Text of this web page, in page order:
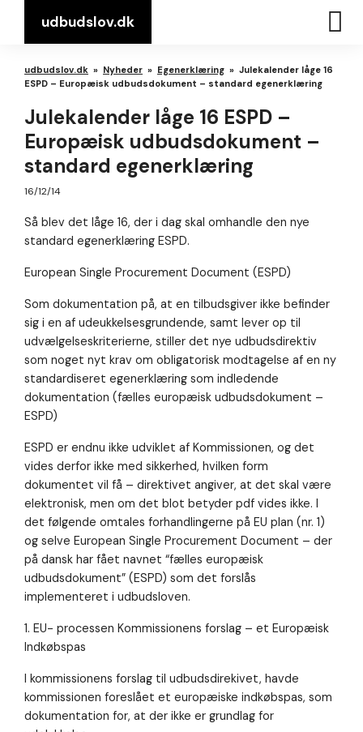
udbudslov.dk
udbudslov.dk » Nyheder » Egenerklæring » Julekalender låge 16
ESPD – Europæisk udbudsdokument – standard egenerklæring
Julekalender låge 16 ESPD –
Europæisk udbudsdokument –
standard egenerklæring
16/12/14
Så blev det låge 16, der i dag skal omhandle den nye
standard egenerklæring ESPD.
European Single Procurement Document (ESPD)
Som dokumentation på, at en tilbudsgiver ikke befinder
sig i en af udeukkelsesgrundende, samt lever op til
udvælgelseskriterierne, stiller det nye udbudsdirektiv
som noget nyt krav om obligatorisk modtagelse af en ny
standardiseret egenerklæring som indledende
dokumentation (fælles europæisk udbudsdokument –
ESPD)
ESPD er endnu ikke udviklet af Kommissionen, og det
vides derfor ikke med sikkerhed, hvilken form
dokumentet vil få – direktivet angiver, at det skal være
elektronisk, men om det blot betyder pdf vides ikke. I
det følgende omtales forhandlingerne på EU plan (nr. 1)
og selve European Single Procurement Document – der
på dansk har fået navnet “fælles europæisk
udbudsdokument” (ESPD) som det forslås
implementeret i udbudsloven.
1. EU- processen Kommissionens forslag – et Europæisk
Indkøbspas
I kommissionens forslag til udbudsdirekivet, havde
kommissionen foreslået et europæiske indkøbspas, som
dokumentation for, at der ikke er grundlag for
Nødvendig
Nødvendige
cookies hjælper
med at gøre en
hjemmeside
aktivere
grundlæggende
funktioner
såsom side-
navigation og
adgang til sikre
områder af
hjemmesiden.
kan ikke
fungere
disse cookies.
Oplevelse
For at vores
hjemmeside